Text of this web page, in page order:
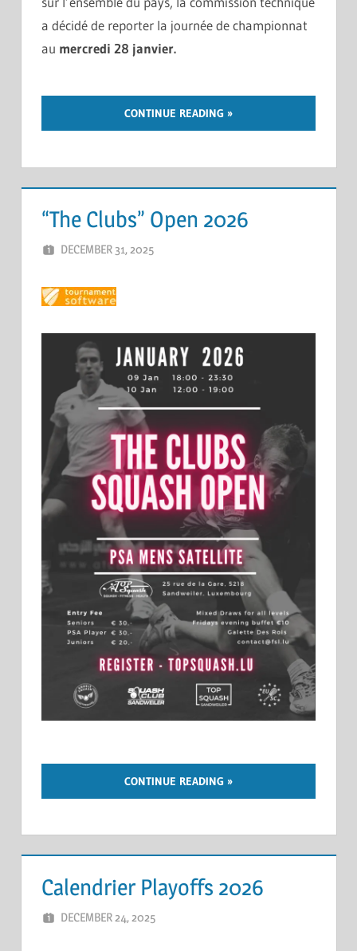
a décidé de reporter la journée de championnat
au mercredi 28 janvier.
CONTINUE READING
“The Clubs” Open 2026
DECEMBER 31, 2025
CONTINUE READING
Calendrier Playoffs 2026
DECEMBER 24, 2025